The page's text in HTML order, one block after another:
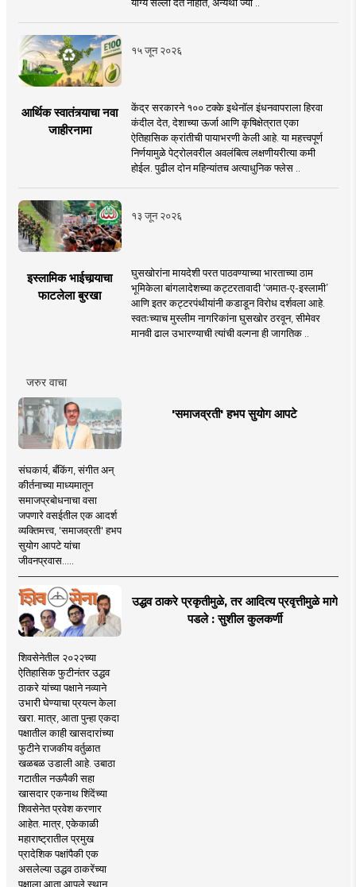
१५ जून २०२६
आर्थिक स्वातंत्र्याचा नवा
जाहीरनामा
केंद्र सरकारने १०० टक्के इथेनॉल इंधनवापराला हिरवा
कंदील देत, देशाच्या ऊर्जा आणि कृषिक्षेत्रात एका
ऐतिहासिक क्रांतीची पायाभरणी केली आहे. या महत्त्वपूर्ण
निर्णयामुळे पेट्रोलवरील अवलंबित्व लक्षणीयरीत्या कमी
होईल. पुढील दोन महिन्यांतच अत्याधुनिक फ्लेस ..
१३ जून २०२६
इस्लामिक भाईचार्‍याचा
फाटलेला बुरखा
घुसखोरांना मायदेशी परत पाठवण्याच्या भारताच्या ठाम
भूमिकेला बांगलादेशच्या कट्टरतावादी ‘जमात-ए-इस्लामी’
आणि इतर कट्टरपंथीयांनी कडाडून विरोध दर्शवला आहे.
स्वतःच्याच मुस्लीम नागरिकांना घुसखोर ठरवून, सीमेवर
मानवी ढाल उभारण्याची त्यांची वल्गना ही जागतिक ..
जरुर वाचा
'समाजव्रती' हभप सुयोग आपटे
संघकार्य, बँकिंग, संगीत अन्
कीर्तनाच्या माध्यमातून
समाजप्रबोधनाचा वसा
जपणारे वसईतील एक आदर्श
व्यक्तिमत्त्व, 'समाजव्रती' हभप
सुयोग आपटे यांचा
जीवनप्रवास.....
उद्धव ठाकरे प्रकृतीमुळे, तर आदित्य प्रवृत्तीमुळे मागे
पडले : सुशील कुलकर्णी
शिवसेनेतील २०२२च्या
ऐतिहासिक फुटीनंतर उद्धव
ठाकरे यांच्या पक्षाने नव्याने
उभारी घेण्याचा प्रयत्न केला
खरा. मात्र, आता पुन्हा एकदा
पक्षातील काही खासदारांच्या
फुटीने राजकीय वर्तुळात
खळबळ उडाली आहे. उबाठा
गटातील नऊपैकी सहा
खासदार एकनाथ शिंदेंच्या
शिवसेनेत प्रवेश करणार
आहेत. मात्र, एकेकाळी
महाराष्ट्रातील प्रमुख
प्रादेशिक पक्षांपैकी एक
असलेल्या उद्धव ठाकरेंच्या
पक्षाला आता आपले स्थान